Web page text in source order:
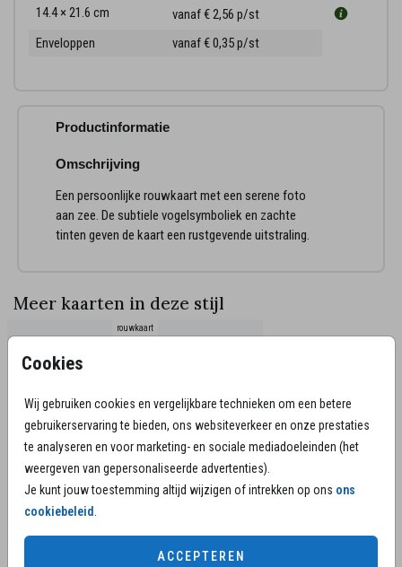
Cookies
Wij gebruiken cookies en vergelijkbare technieken om een betere
gebruikerservaring te bieden, ons websiteverkeer en onze prestaties
te analyseren en voor marketing- en sociale mediadoeleinden (het
weergeven van gepersonaliseerde advertenties).
Je kunt jouw toestemming altijd wijzigen of intrekken op ons ons
cookiebeleid.
ACCEPTEREN
14.4 × 21.6 cm
vanaf € 2,56 p/st
Enveloppen
vanaf € 0,35p/st
Productinformatie
Omschrijving
Een persoonlijke rouwkaart met een serene foto
aan zee. De subtiele vogelsymboliek en zachte
tinten geven de kaart een rustgevende uitstraling.
Meer kaarten in deze stijl
rouwkaart